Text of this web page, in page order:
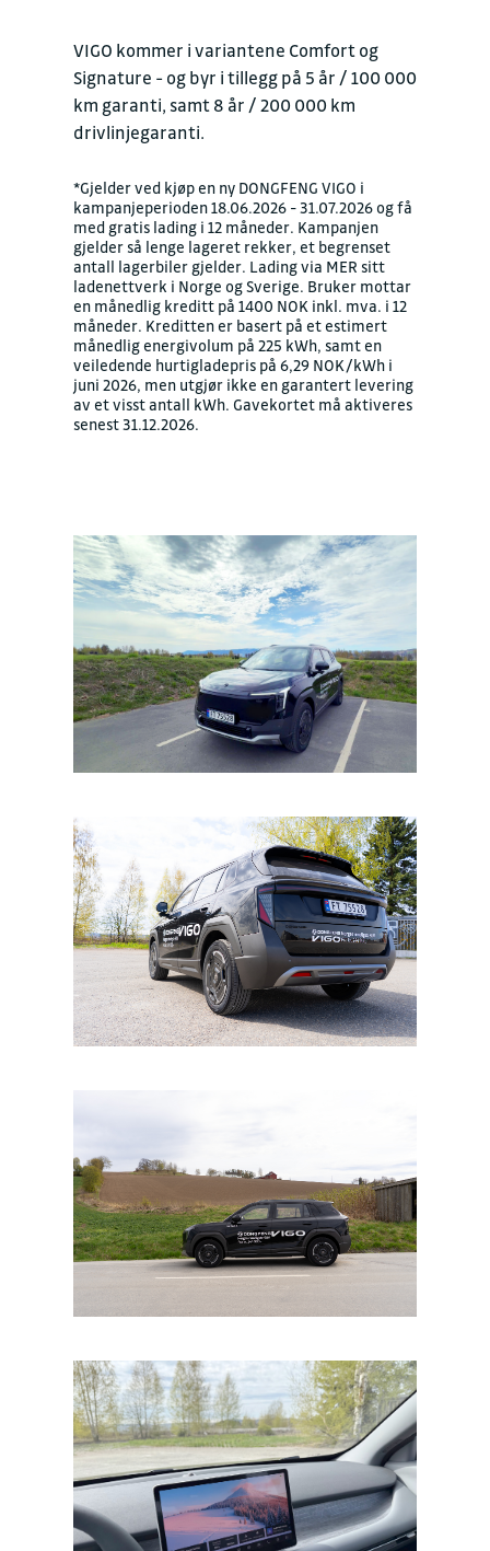
VIGO kommer i variantene Comfort og
Signature - og byr i tillegg på 5 år / 100 000
km garanti, samt 8 år / 200 000 km
drivlinjegaranti.
*Gjelder ved kjøp en ny DONGFENG VIGO i
kampanjeperioden 18.06.2026 - 31.07.2026 og få
med gratis lading i 12 måneder. Kampanjen
gjelder så lenge lageret rekker, et begrenset
antall lagerbiler gjelder. Lading via MER sitt
ladenettverk i Norge og Sverige. Bruker mottar
en månedlig kreditt på 1400 NOK inkl. mva. i 12
måneder. Kreditten er basert på et estimert
månedlig energivolum på 225 kWh, samt en
veiledende hurtigladepris på 6,29 NOK/kWh i
juni 2026, men utgjør ikke en garantert levering
av et visst antall kWh. Gavekortet må aktiveres
senest 31.12.2026.